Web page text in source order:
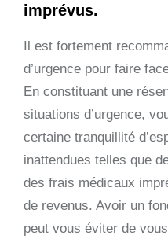
imprévus.
Il est fortement
d’urgence pour faire
En constituant une
situations d’urgence,
certaine tranquillité
inattendues telles que
des frais médicaux
de revenus. Avoir un
peut vous éviter de